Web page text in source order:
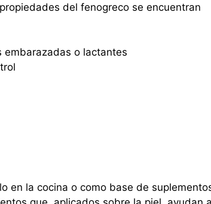
del fenogreco se encuentran
embarazadas o lactantes
en la cocina o como base de